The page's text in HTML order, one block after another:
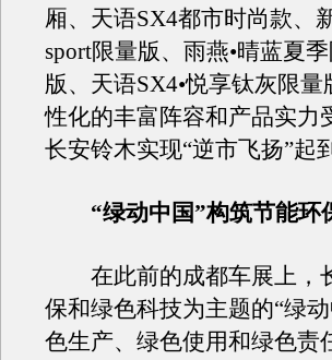
厢、天语SX4都市时尚款、
sport限量版、雨燕•晴蓝夏
版、天语SX4•悦享钛灰限
性化的丰富阵容和产品实力
长安铃木实现“逆市飞扬”起
“绿动中国”构筑节能环
在此前的成都车展上，
保和绿色科技为主题的“绿
色生产、绿色使用和绿色责